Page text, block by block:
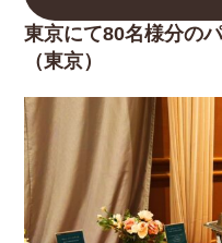
東京にて80名様分の
（東京）